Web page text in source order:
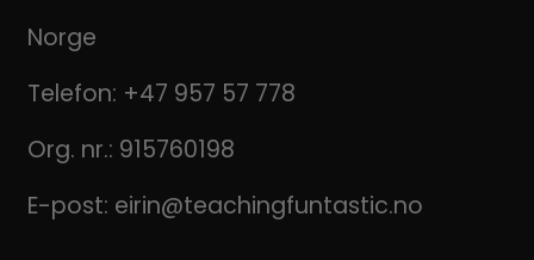
Norge
Telefon: +47 957 57 778
Org. nr.: 915760198
E-post: eirin@teachingfuntastic.no